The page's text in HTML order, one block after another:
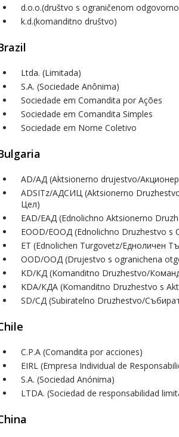
d.o.o.(društvo s ograničenom
k.d.(komanditno društvo)
Ltda. (Limitada)
S.A. (Sociedade Anônima)
Sociedade em Comandita por Ações
Sociedade em Comandita Simples
Sociedade em Nome Coletivo
AD/АД (Aktsionerno drujestvo/
ADSITz/АДСИЦ (Aktsionerno
Цел)
EAD/ЕАД (Ednolichno Aktsionerno
EOOD/ЕООД (Ednolichno Druzhestvo s
ET (Ednolichen Turgovetz/Едноличен
OOD/ООД (Drujestvo s ogranichena
KD/КД (Komanditno Druzhestvo/
KDA/КДА (Komanditno Druzhestvo s
SD/СД (Subiratelno Druzhestvo/
C.P.A (Comandita por acciones)
EIRL (Empresa Individual de
S.A. (Sociedad Anónima)
LTDA. (Sociedad de responsabilidad